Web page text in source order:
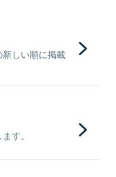
しい順に掲載
す。